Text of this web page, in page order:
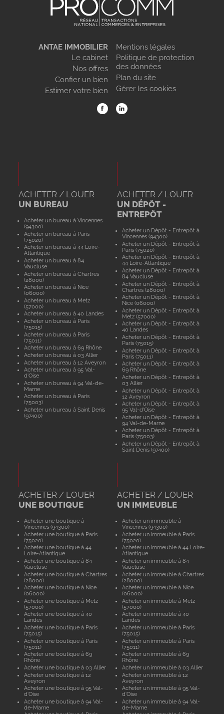
ANTAE IMMOBILIER
Le cabinet
Nos offres
Confier un bien
Estimer votre bien
Mentions légales
Politique de protection
des données
Plan du site
Gérer les cookies
ACHETER / LOUER
UN BUREAU
Acheter un bureau à Vincennes
(94300)
Acheter un bureau à Paris
(75020)
Acheter un bureau à 44 Loire-
Atlantique
Acheter un bureau à 84
Vaucluse
Acheter un bureau à Chartres
(28000)
Acheter un bureau à Nice
(06000)
Acheter un bureau à Metz
(57000)
Acheter un bureau à 40 Landes
Acheter un bureau à Paris
(75015)
Acheter un bureau à Paris
(75011)
Acheter un bureau à 69 Rhône
Acheter un bureau à 03 Allier
Acheter un bureau à 12 Aveyron
Acheter un bureau à 95 Val-
d'Oise
Acheter un bureau à 94 Val-de-
Marne
Acheter un bureau à Paris
(75003)
Acheter un bureau à Saint Denis
(97400)
ACHETER / LOUER
UN DÉPÔT -
ENTREPÔT
Acheter un Dépôt - Entrepôt à
Vincennes (94300)
Acheter un Dépôt - Entrepôt à
Paris (75020)
Acheter un Dépôt - Entrepôt à
44 Loire-Atlantique
Acheter un Dépôt - Entrepôt à
84 Vaucluse
Acheter un Dépôt - Entrepôt à
Chartres (28000)
Acheter un Dépôt - Entrepôt à
Nice (06000)
Acheter un Dépôt - Entrepôt à
Metz (57000)
Acheter un Dépôt - Entrepôt à
40 Landes
Acheter un Dépôt - Entrepôt à
Paris (75015)
Acheter un Dépôt - Entrepôt à
Paris (75011)
Acheter un Dépôt - Entrepôt à
69 Rhône
Acheter un Dépôt - Entrepôt à
03 Allier
Acheter un Dépôt - Entrepôt à
12 Aveyron
Acheter un Dépôt - Entrepôt à
95 Val-d'Oise
Acheter un Dépôt - Entrepôt à
94 Val-de-Marne
Acheter un Dépôt - Entrepôt à
Paris (75003)
Acheter un Dépôt - Entrepôt à
Saint Denis (97400)
ACHETER / LOUER
UNE BOUTIQUE
Acheter une boutique à
Vincennes (94300)
Acheter une boutique à Paris
(75020)
Acheter une boutique à 44
Loire-Atlantique
Acheter une boutique à 84
Vaucluse
Acheter une boutique à Chartres
(28000)
Acheter une boutique à Nice
(06000)
Acheter une boutique à Metz
(57000)
Acheter une boutique à 40
Landes
Acheter une boutique à Paris
(75015)
Acheter une boutique à Paris
(75011)
Acheter une boutique à 69
Rhône
Acheter une boutique à 03 Allier
Acheter une boutique à 12
Aveyron
Acheter une boutique à 95 Val-
d'Oise
Acheter une boutique à 94 Val-
de-Marne
ACHETER / LOUER
UN IMMEUBLE
Acheter un immeuble à
Vincennes (94300)
Acheter un immeuble à Paris
(75020)
Acheter un immeuble à 44 Loire-
Atlantique
Acheter un immeuble à 84
Vaucluse
Acheter un immeuble à Chartres
(28000)
Acheter un immeuble à Nice
(06000)
Acheter un immeuble à Metz
(57000)
Acheter un immeuble à 40
Landes
Acheter un immeuble à Paris
(75015)
Acheter un immeuble à Paris
(75011)
Acheter un immeuble à 69
Rhône
Acheter un immeuble à 03 Allier
Acheter un immeuble à 12
Aveyron
Acheter un immeuble à 95 Val-
d'Oise
Acheter un immeuble à 94 Val-
de-Marne